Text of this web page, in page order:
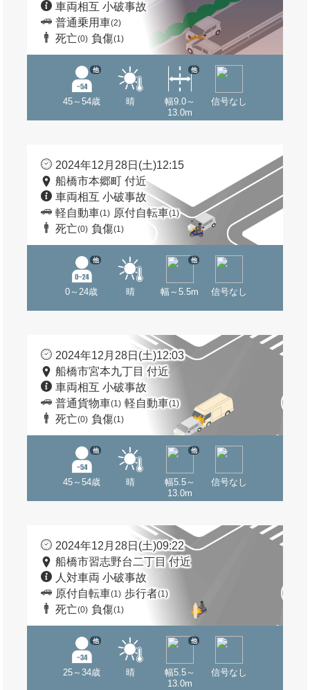
車両相互 小破事故
普通乗用車(2)
死亡(0) 負傷(1)
45～54歳
他
晴
幅9.0～
13.0m
他
信号なし
2024年12月28日(土)12:15
船橋市本郷町 付近
車両相互 小破事故
軽自動車(1) 原付自転車(1)
死亡(0) 負傷(1)
0～24歳
他
晴 幅～5.5m
他
信号なし
2024年12月28日(土)12:03
船橋市宮本九丁目 付近
車両相互 小破事故
普通貨物車(1) 軽自動車(1)
死亡(0) 負傷(1)
45～54歳
他
晴
幅5.5～
13.0m
他
信号なし
2024年12月28日(土)09:22
船橋市習志野台二丁目 付近
人対車両 小破事故
原付自転車(1) 歩行者(1)
死亡(0) 負傷(1)
25～34歳
他
晴
幅5.5～
13.0m
他
信号なし